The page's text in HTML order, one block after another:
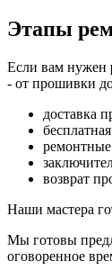
Этапы
Если вам нужен
- от прошивки
доставка
возврат
Наши мастера
Мы готовы
оговоренное